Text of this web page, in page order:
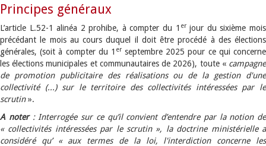
Principes généraux
L’article L.52-1 alinéa 2 prohibe, à compter du 1 erjour du sixième mois
précédant le mois au cours duquel il doit être procédé à des élections
générales, (soit à compter du 1 erseptembre 2025 pour ce qui concerne
les élections municipales et communautaires de 2026), toute « campagne
de promotion publicitaire des réalisations ou de la gestion d'une
collectivité (...) sur le territoire des collectivités intéressées par le
scrutin».
A noter : Interrogée sur ce qu’il convient d’entendre par la notion de
« collectivités intéressées par le scrutin », la doctrine ministérielle a
considéré qu’ « aux termes de la loi, l'interdiction concerne les